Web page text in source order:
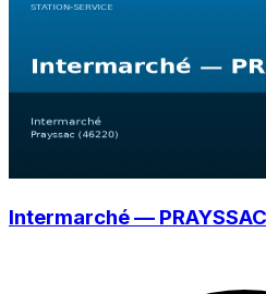
Intermarché — PRAYSSAC